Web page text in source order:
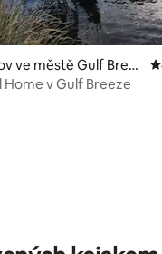
5 z 5, 21 hodnocení
ve městě Gulf Bree
Home v Gulf Breeze